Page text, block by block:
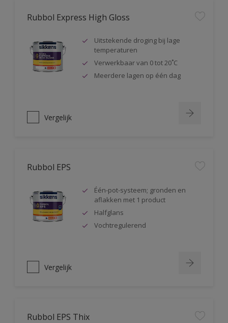
Rubbol Express High Gloss
Uitstekende droging bij lage
temperaturen
Verwerkbaar van 0 tot 20˚C
Meerdere lagen op één dag
Vergelijk
Rubbol EPS
Één-pot-systeem; gronden en
aflakken met 1 product
Halfglans
Vochtregulerend
Vergelijk
Rubbol EPS Thix